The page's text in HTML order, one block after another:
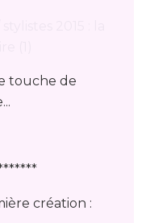
touche de
création :